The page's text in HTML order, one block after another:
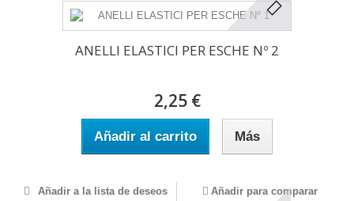
ANELLI ELASTICI PER ESCHE Nº 2
2,25 €
Añadir al carrito Más
Añadir a la lista de deseos Añadir para comparar